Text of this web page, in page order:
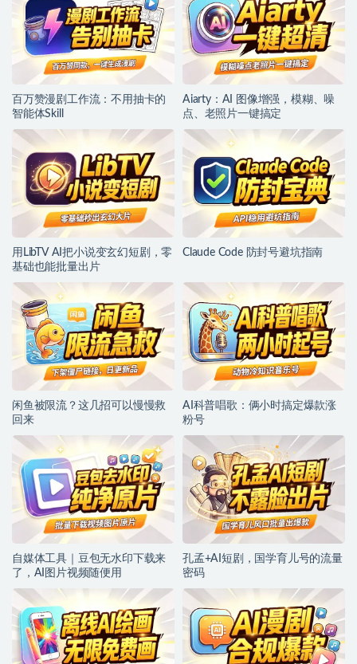
百万赞漫剧工作流：不用抽卡的
智能体Skill
Aiarty：AI 图像增强，模糊、噪
点、老照片一键搞定
用LibTV AI把小说变玄幻短剧，零
基础也能批量出片
Claude Code 防封号避坑指南
闲鱼被限流？这几招可以慢慢救
回来
AI科普唱歌：俩小时搞定爆款涨
粉号
自媒体工具｜豆包无水印下载来
了，AI图片视频随便用
孔孟+AI短剧，国学育儿号的流量
密码